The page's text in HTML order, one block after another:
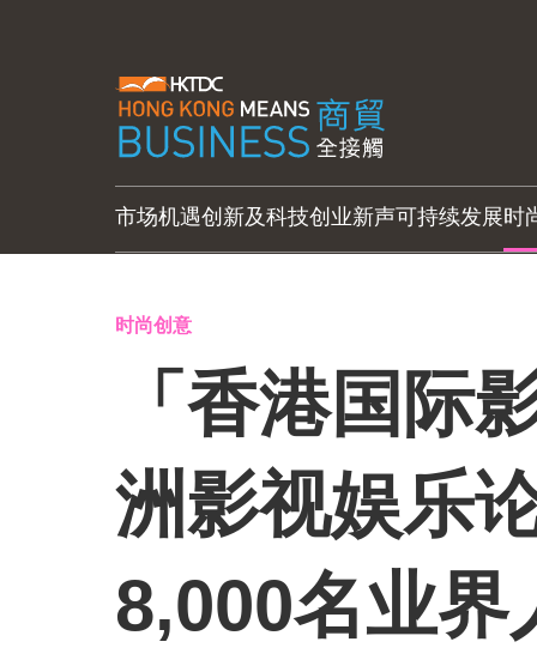
市场机遇创新及科技创业新声可持续发展时
时尚创意
「香港国际
洲影视娱乐
8,000名业界